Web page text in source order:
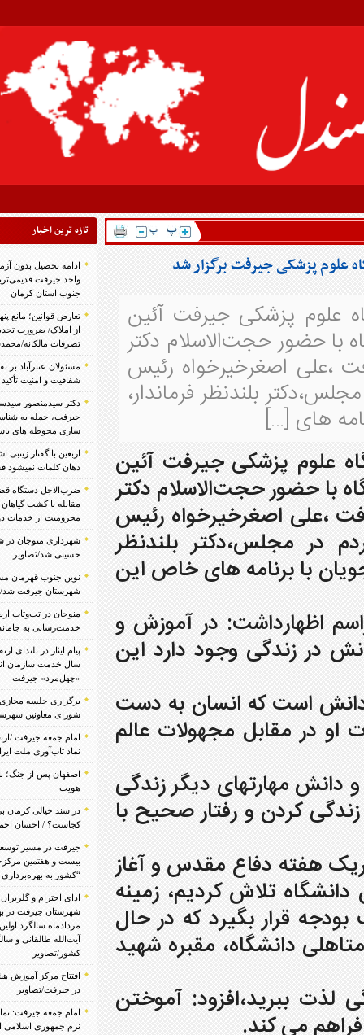
جیرفت آئین
حجت‌الاسلام دکتر
رئیس
فرماندار،
جیرفت آئین
حضور حجت‌الاسلام دکتر
رئیس
بلندنظر
های خاص این
در آموزش و
دارد این
به دست
عالم
دیگر زندگی
صحیح با
و آغاز
زمینه
که در حال
مقبره شهید
آموختن
تازه ترين اخبار
ادامه تحصیل بدون آزمون در دانشگاه آزاد اسلامی
واحد جیرفت قدیمی‌ترین و بزرگ‌ترین دانشگاه
تعارض قوانین؛ مانع پنهان سنددار شدن بخش بزرگی
از املاک/ ضرورت تجدیدنظر در ضوابط احراز
تصرفات مالکانه/محمدسعید ابراهیمی
مسئولان عنبرآباد بر نقش رسانه‌ها در امیدآفرینی،
شفافیت و امنیت تأکید کردند/تصاویر
دکتر سیدمنصور سیدسجادی:تکرار فاجعه در
جیرفت، حمله به شناسنامه سرزمین/ ضرورت ایمن
سازی محوطه های باستانی با فناوری های جدید
اربعین با گفتار زینبی اش به جهانیان آموخت دست بر
دهان کلمات نمیشود فشرد اربعین/ رضا محمودی
ضرب‌الاجل دستگاه قضایی رودبار جنوب برای
مقابله با کشت گیاهان ممنوعه/ از قطع انشعابات تا
محرومیت از خدمات دولتی
شهرداری منوجان در شب اربعین میزبان جاماندگان
حسینی شد/تصاویر
نوین جنوب قهرمان مسابقات فوتبال زیر ۱۲ سال
منوجان در تب‌وتاب اربعین؛ آخرین هماهنگی‌ها برای
خدمت‌رسانی به جاماندگان حسینی انجام شد
پیام ایثار در بلندای ارتفاع؛ برافراشته شدن پرچم ۵۲
سال خدمت سازمان انتقال خون ایران بر فراز قله
برگزاری جلسه مجازی شورای معاونین اداره کل و
شورای معاونین شهرستان جیرفت ویژه پروژه مهر
امام جمعه جیرفت /اربعین مظهر اقتدار حسینی و
نماد تاب‌آوری ملت ایران در برابر دشمن/تصاویر
اصفهان پس از جنگ؛ بازسازی یک شهر، احیای یک
هویت
در سند خیالی کرمان بر فراز، جایگاه کشاورزی
کجاست؟ / احسان احمدی
جیرفت در مسیر توسعه عدالت سلامت/ یکصد و
بیست و هفتمین مرکزجامع سلامت روان” سراج
“کشور به بهره‌برداری رسید/تصاویر
ادای احترام و گلریزان مرقد مطهر شهدای
شهرستان جیرفت در بهشت زهرا به مناسبت پنجم
مردادماه سالگرد اولین نماز جمعه کشور به امامت
آیت‌الله طالقانی و سالگرد عملیات مرصاد در غرب
کشور/تصاویر
افتتاح مرکز آموزش هیئت‌امنایی مهارت‌های معدنی
در جیرفت/تصاویر
امام جمعه جیرفت: نماز جمعه حلقه راهبردی قدرت